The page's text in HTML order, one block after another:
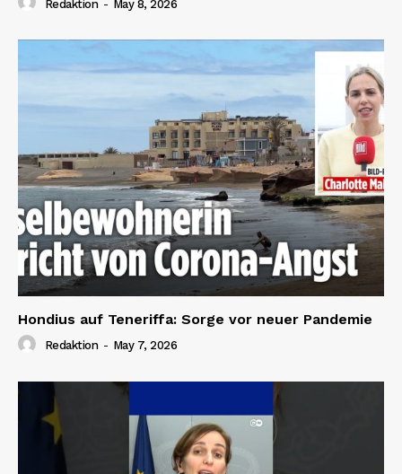
Redaktion - May 8, 2026
Hondius auf Teneriffa: Sorge vor neuer Pandemie
Redaktion - May 7, 2026